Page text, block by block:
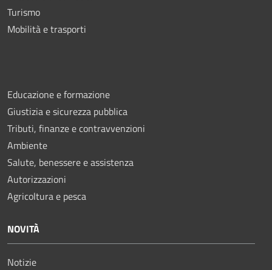
Turismo
Mobilità e trasporti
Educazione e formazione
Giustizia e sicurezza pubblica
Tributi, finanze e contravvenzioni
Ambiente
Salute, benessere e assistenza
Autorizzazioni
Agricoltura e pesca
NOVITÀ
Notizie